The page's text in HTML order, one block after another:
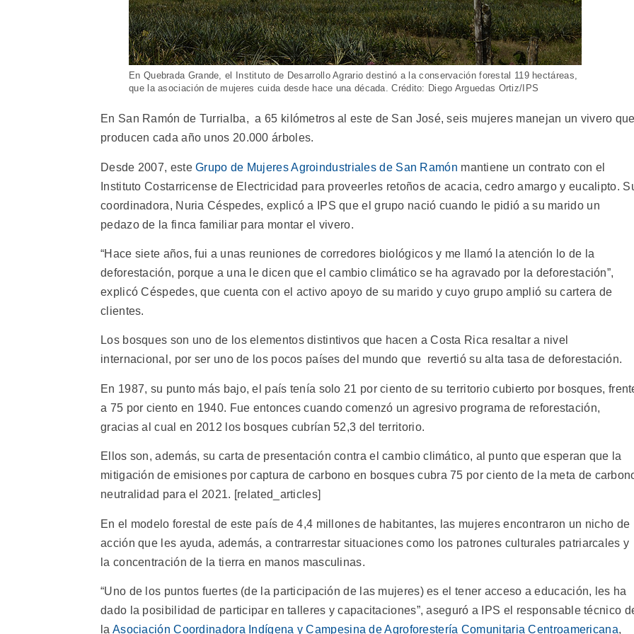
En Quebrada Grande, el Instituto de Desarrollo Agrario destinó a la conservación forestal 119 hectáreas,
que la asociación de mujeres cuida desde hace una década. Crédito: Diego Arguedas Ortiz/IPS
En San Ramón de Turrialba, a 65 kilómetros al este de San José, seis mujeres manejan un vivero
producen cada año unos 20.000 árboles.
Desde 2007, esteGrupo de Mujeres Agroindustriales de San Ramón mantiene un contrato con el
Instituto Costarricense de Electricidad para proveerles retoños de acacia, cedro amargo y eucalipto.
coordinadora, Nuria Céspedes, explicó a IPS que el grupo nació cuando le pidió a su marido un
pedazo de la finca familiar para montar el vivero.
“Hace siete años, fui a unas reuniones de corredores biológicos y me llamó la atención lo de la
deforestación, porque a una le dicen que el cambio climático se ha agravado por la deforestación”,
explicó Céspedes, que cuenta con el activo apoyo de su marido y cuyo grupo amplió su cartera de
clientes.
Los bosques son uno de los elementos distintivos que hacen a Costa Rica resaltar a nivel
internacional, por ser uno de los pocos países del mundo que revertió su alta tasa de deforestación.
En 1987, su punto más bajo, el país tenía solo 21 por ciento de su territorio cubierto por bosques,
a 75 por ciento en 1940. Fue entonces cuando comenzó un agresivo programa de reforestación,
gracias al cual en 2012 los bosques cubrían 52,3 del territorio.
Ellos son, además, su carta de presentación contra el cambio climático, al punto que esperan que la
mitigación de emisiones por captura de carbono en bosques cubra 75 por ciento de la meta de
neutralidad para el 2021. [related_articles]
En el modelo forestal de este país de 4,4 millones de habitantes, las mujeres encontraron un nicho de
acción que les ayuda, además, a contrarrestar situaciones como los patrones culturales patriarcales y
la concentración de la tierra en manos masculinas.
“Uno de los puntos fuertes (de la participación de las mujeres) es el tener acceso a educación, les ha
dado la posibilidad de participar en talleres y capacitaciones”, aseguró a IPS el responsable técnico
la Asociación Coordinadora Indígena y Campesina de Agroforestería Comunitaria Centroamericana,